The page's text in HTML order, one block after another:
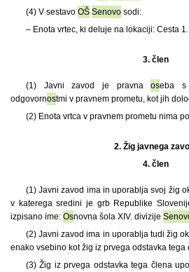
(4) V sestavo OŠ Senovosodi:
– Enota vrtec, ki deluje na lokaciji: Cesta
3. člen
(1) Javni zavod je pravnaoseba s
odgovornostmi v pravnem prometu, kot jih
(2) Enota vrtca v pravnem prometu nima
2. Žig javnega
4. člen
(1) Javni zavod ima in uporablja svoj žig
v katerega sredini je grb Republike
izpisano ime: Osnovna šola XIV. divizije
(2) Javni zavod ima in uporablja tudi žig
enako vsebino kot žig iz prvega odstavka tega
(3) Žig iz prvega odstavka tega člena